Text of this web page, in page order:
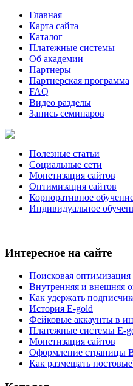
Главная
Карта сайта
Каталог
Платежные системы
Об академии
Партнеры
Партнерская программа
FAQ
Видео разделы
Запись семинаров
Полезные статьи
Социальные сети
Монетизация сайтов
Оптимизация сайтов
Корпоративное
Индивидуальное
Интересное на сайте
Поисковая оптимизация
Внутренняя и внешняя
Как удержать
История E-gold
Фейковые аккаунты в
Платежные системы E-
Монетизация сайтов
Оформление страницы
Как размещать